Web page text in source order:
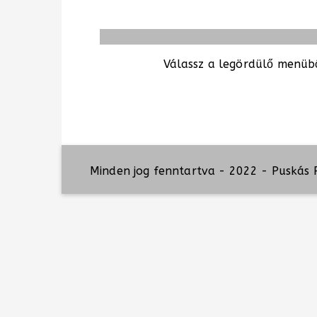
Válassz a legördülő
Minden jog fenntartva - 2022 - Puskás